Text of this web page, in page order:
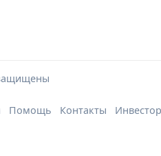
Помощь Контакты